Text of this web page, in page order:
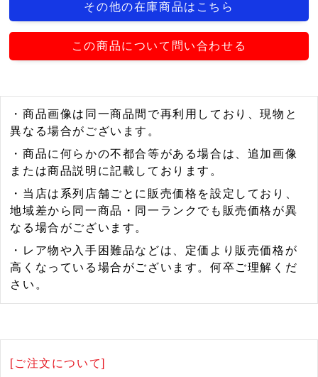
その他の在庫商品はこちら
この商品について問い合わせる
・商品画像は同一商品間で再利用しており、現物と
異なる場合がございます。
・商品に何らかの不都合等がある場合は、追加画像
または商品説明に記載しております。
・当店は系列店舗ごとに販売価格を設定しており、
地域差から同一商品・同一ランクでも販売価格が異
なる場合がございます。
・レア物や入手困難品などは、定価より販売価格が
高くなっている場合がございます。何卒ご理解くだ
さい。
[ご注文について]